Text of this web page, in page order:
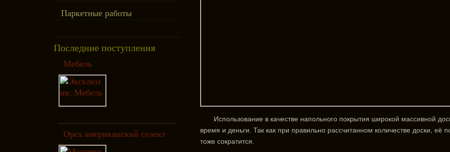
Паркетные работы
Последние поступления
Мебель
Орех американский селект
Использование в качестве напольного покрытия широкой массивной
время и деньги. Так как при правильно рассчитанном количестве доски, её
тоже сократится.